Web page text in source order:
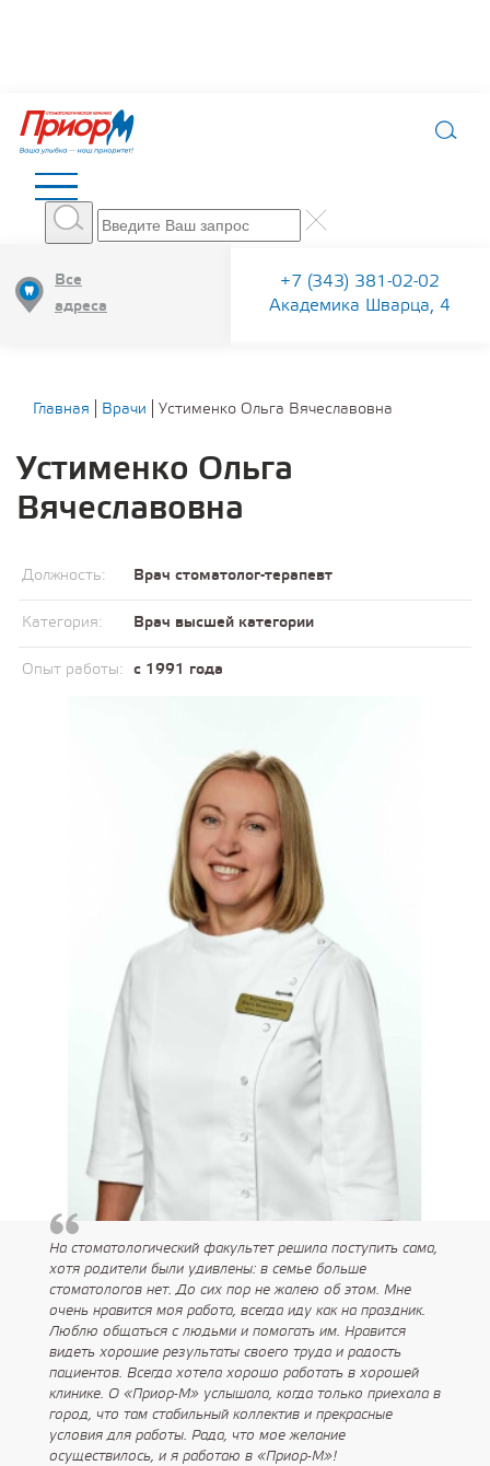
Все
адреса
+7 (343) 381-02-02
Академика Шварца, 4
Главная Врачи Устименко Ольга Вячеславовна
Устименко Ольга
Вячеславовна
Должность: Врач стоматолог-терапевт
Категория: Врач высшей категории
Опыт работы: с 1991 года
На стоматологический факультет решила поступить сама,
хотя родители были удивлены: в семье больше
стоматологов нет. До сих пор не жалею об этом. Мне
очень нравится моя работа, всегда иду как на праздник.
Люблю общаться с людьми и помогать им. Нравится
видеть хорошие результаты своего труда и радость
пациентов. Всегда хотела хорошо работать в хорошей
клинике. О «Приор-М» услышала, когда только приехала в
город, что там стабильный коллектив и прекрасные
условия для работы. Рада, что мое желание
осуществилось, и я работаю в «Приор-М»!